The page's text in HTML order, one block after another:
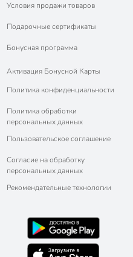
Условия продажи товаров
Подарочные сертификаты
Бонусная программа
Активация Бонусной Карты
Политика конфиденциальности
Политика обработки
персональных данных
Пользовательское соглашение
Согласие на обработку
персональных данных
Рекомендательные технологии